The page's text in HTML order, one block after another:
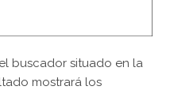
buscador situado en la
mostrará los